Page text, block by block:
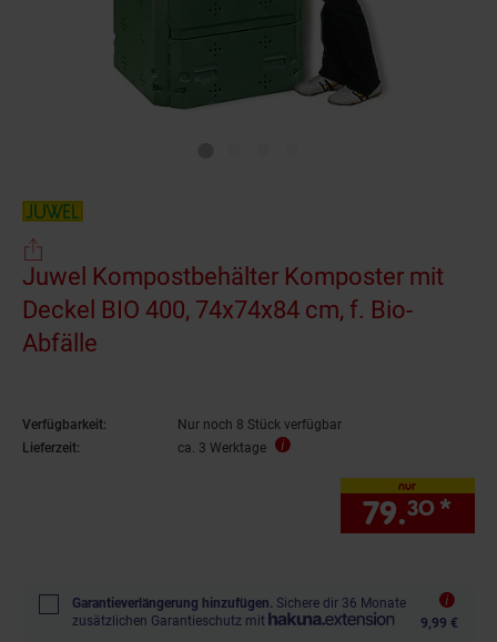
Juwel Kompostbehälter Komposter mit
Deckel BIO 400, 74x74x84 cm, f. Bio-
Abfälle
Verfügbarkeit:
Nur noch 8 Stück verfügbar
Lieferzeit:
ca. 3 Werktage
nur
79.30 *
Garantieverlängerung hinzufügen. Sichere dir 36 Monate
zusätzlichen Garantieschutz mit
9,99 €